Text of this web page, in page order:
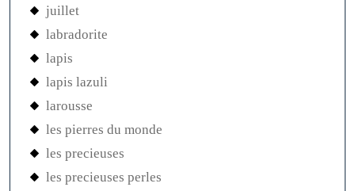
juillet
labradorite
lapis
lapis lazuli
larousse
les pierres du monde
les precieuses
les precieuses perles